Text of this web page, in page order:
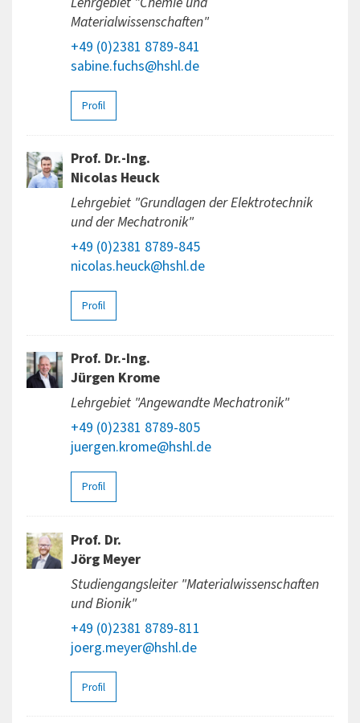
Materialwissenschaften"
+49 (0)2381 8789-841
sabine.fuchs@hshl.de
Profil
Prof. Dr.-Ing.
Nicolas Heuck
Lehrgebiet "Grundlagen der Elektrotechnik
und der Mechatronik"
+49 (0)2381 8789-845
nicolas.heuck@hshl.de
Profil
Prof. Dr.-Ing.
Jürgen Krome
Lehrgebiet "Angewandte Mechatronik"
+49 (0)2381 8789-805
juergen.krome@hshl.de
Profil
Prof. Dr.
Jörg Meyer
Studiengangsleiter "Materialwissenschaften
und Bionik"
+49 (0)2381 8789-811
joerg.meyer@hshl.de
Profil